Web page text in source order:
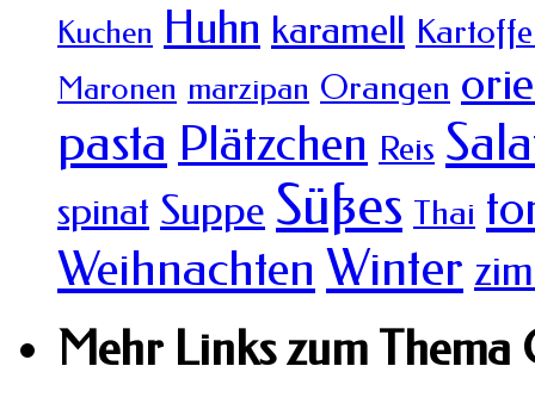
Kuchen Huhn karamell
Maronen marzipan Orangen
pasta Plätzchen Reis
spinat Suppe Süßes Thai
Weihnachten Winter
Mehr Links zum Thema